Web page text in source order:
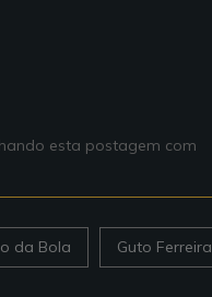
esta postagem com
da Bola Guto Ferreira